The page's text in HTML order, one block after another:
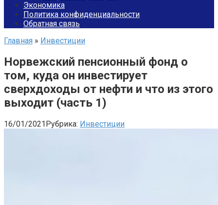
Экономика
Политика конфиденциальности
Обратная связь
Главная » Инвестиции
Норвежский пенсионный фонд о
том, куда он инвестирует
сверхдоходы от нефти и что из этого
выходит (часть 1)
16/01/2021Рубрика: Инвестиции